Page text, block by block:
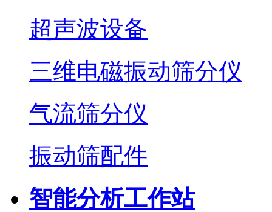
超声波设备
三维电磁振动筛分仪
气流筛分仪
振动筛配件
智能分析工作站